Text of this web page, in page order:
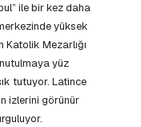
ile bir kez daha
yüksek
Katolik Mezarlığı
yüz
tutuyor. Latince
izlerini görünür